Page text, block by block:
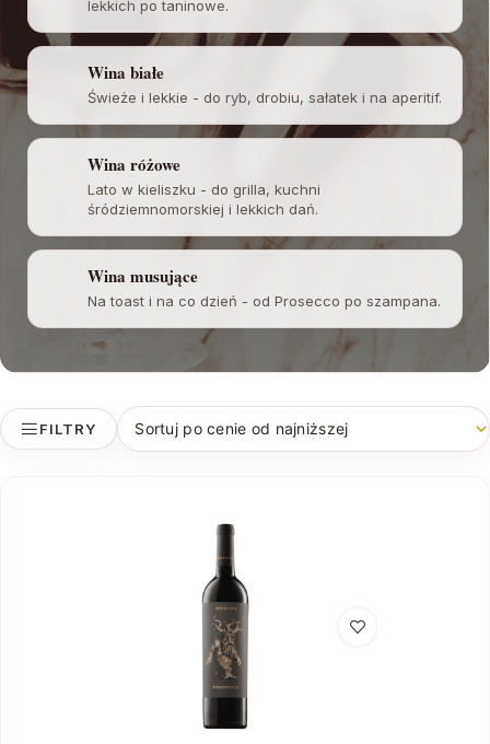
lekkich po taninowe.
Wina białe
Świeże i lekkie - do ryb, drobiu, sałatek i na aperitif.
Wina różowe
Lato w kieliszku - do grilla, kuchni
śródziemnomorskiej i lekkich dań.
Wina musujące
Na toast i na co dzień - od Prosecco po szampana.
FILTRY